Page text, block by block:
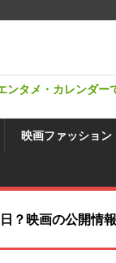
タメ・カレンダー
映画ファッション
？映画の公開情